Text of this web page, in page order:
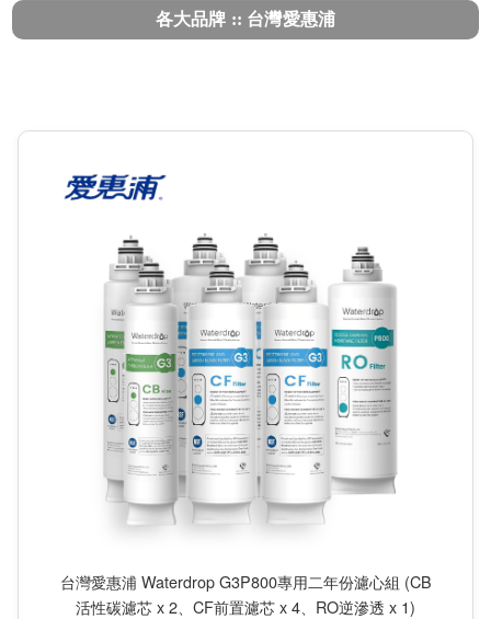
各大品牌 :: 台灣愛惠浦
台灣愛惠浦 Waterdrop G3P800專用二年份濾心組 (CB
活性碳濾芯 x 2、CF前置濾芯 x 4、RO逆滲透 x 1)